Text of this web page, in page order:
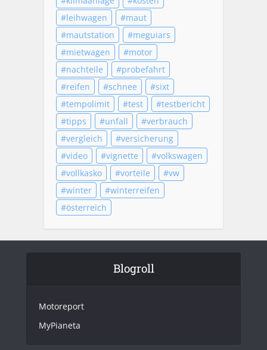
leihwagen
maut
mautstation
meguiars
mietwagen
motor
nachteile
probefahrt
reifen
schnee
sixt
tempolimit
test
testbericht
tipps
unfall
verbrauch
vergleich
versicherung
video
vignette
volkswagen
vollkasko
vorteile
vw
winter
winterreifen
österreich
Blogroll
Motoreport
MyPianeta